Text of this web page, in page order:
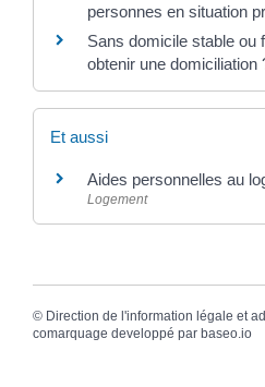
personnes en situation
Sans domicile stable ou
obtenir une domiciliation
Et aussi
Aides personnelles au
Logement
© Direction de l'information légale et
comarquage developpé par baseo.io